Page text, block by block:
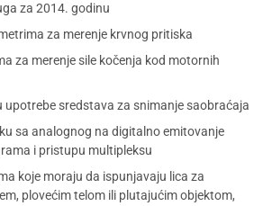
za 2014. godinu
za merenje krvnog pritiska
za merenje sile kočenja kod motornih
upotrebe sredstava za snimanje saobraćaja
sa analognog na digitalno emitovanje
i pristupu multipleksu
koje moraju da ispunjavaju lica za
plovećim telom ili plutajućim objektom,